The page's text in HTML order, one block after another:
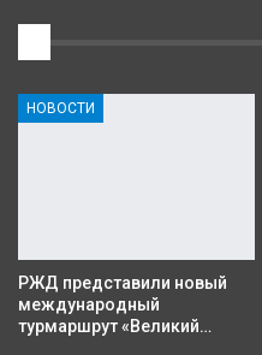
НОВОСТИ
РЖД представили новый
международный
турмаршрут «Великий…